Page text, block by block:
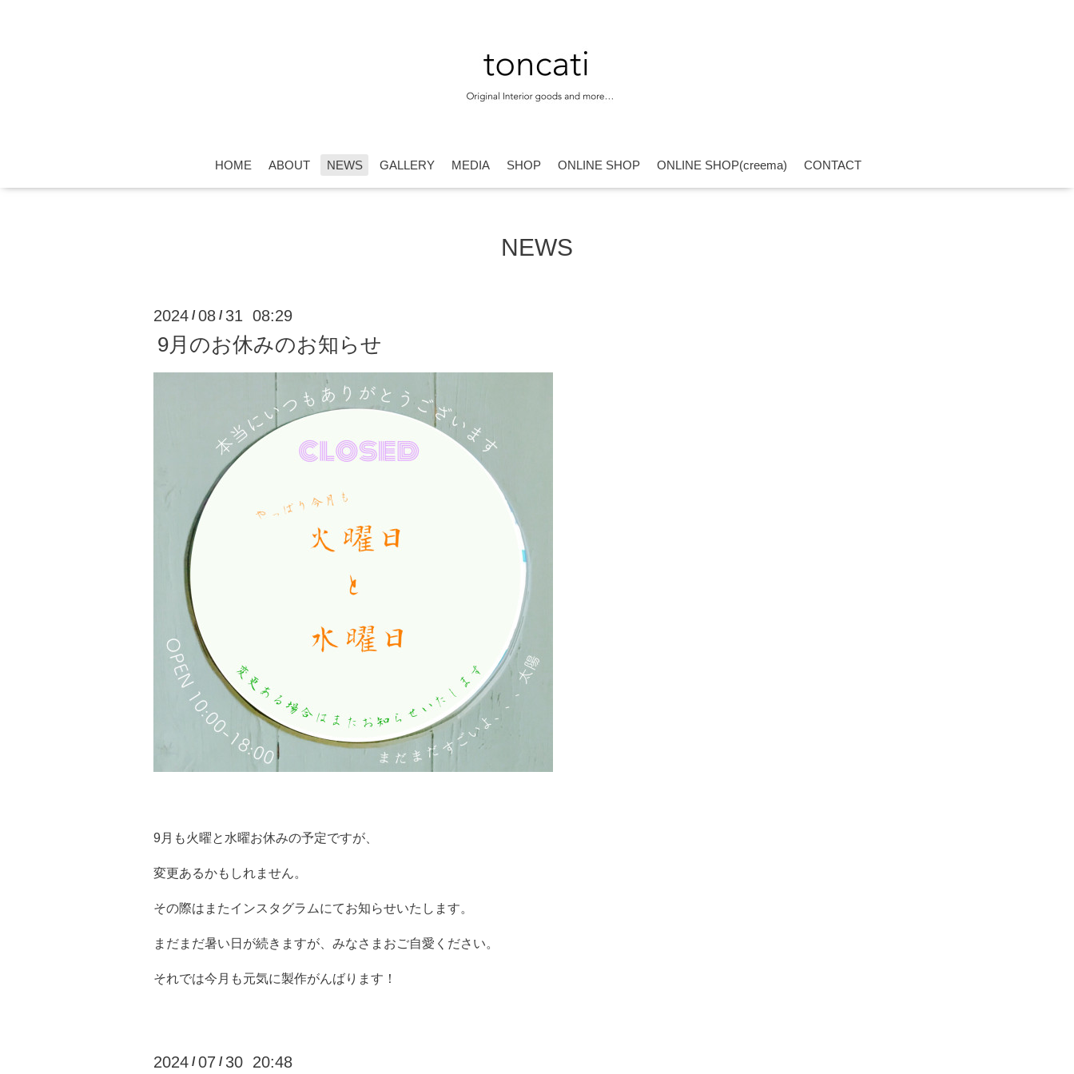
HOME ABOUT NEWS GALLERY MEDIA SHOP ONLINE SHOP ONLINE SHOP(creema) CONTACT
NEWS
2024 /08 / 31 08:29
9月のお休みのお知らせ
9月も火曜と水曜お休みの予定ですが、
変更あるかもしれません。
その際はまたインスタグラムにてお知らせいたします。
まだまだ暑い日が続きますが、みなさまおご自愛ください。
それでは今月も元気に製作がんばります！
2024 /07 / 30 20:48